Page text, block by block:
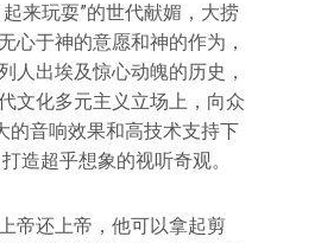
来玩耍”的世代献媚，大捞
心于神的意愿和神的作为，
人出埃及惊心动魄的历史，
文化多元主义立场上，向众
的音响效果和高技术支持下
造超乎想象的视听奇观。
帝还上帝，他可以拿起剪